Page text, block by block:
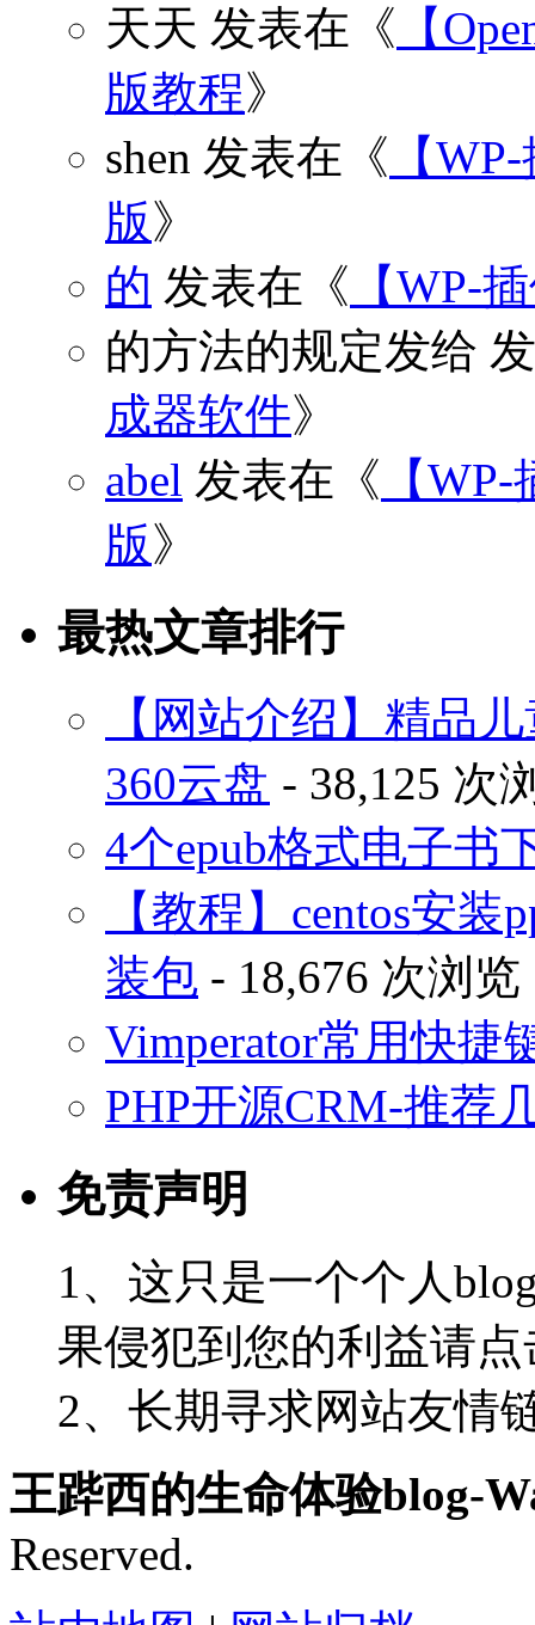
天天 发表在《 【
版教程》
shen 发表在《 【
版》
的 发表在《 【WP-
的方法的规定发给
成器软件》
abel 发表在《 【
版》
最热文章排行
【网站介绍】精品
360云盘 - 38,125 次
4个epub格式电子书
【教程】centos安
装包 - 18,676 次浏览
Vimperator常用快捷
PHP开源CRM-推荐
免责声明
1、这只是一个个人
果侵犯到您的利益请
2、长期寻求网站友情
王跸西的生命体验blog-
Reserved.